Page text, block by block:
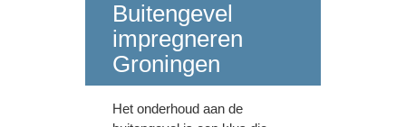
Buitengevel
impregneren
Groningen
Het onderhoud aan de